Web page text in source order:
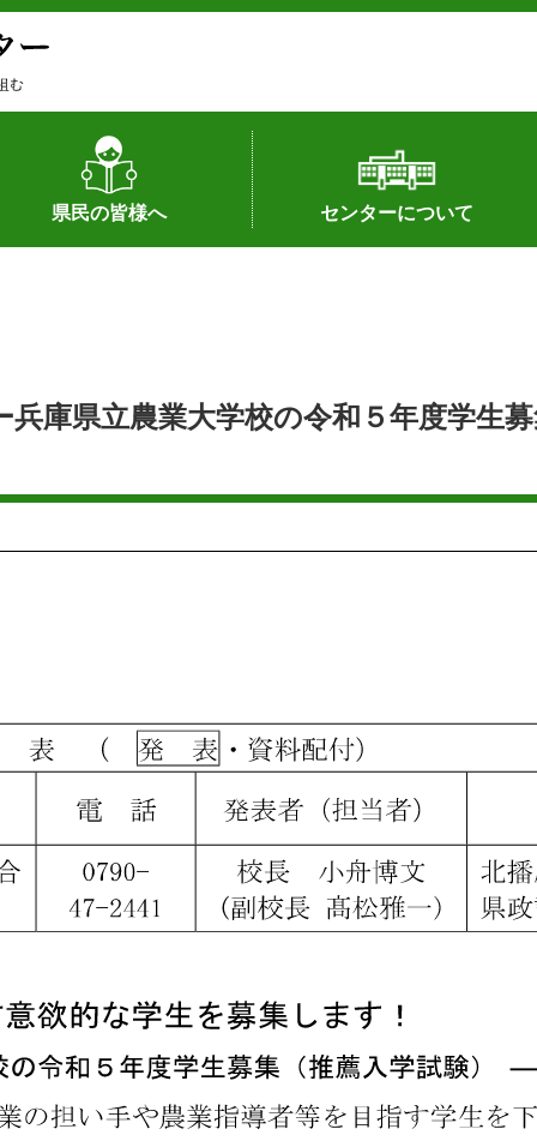
県民の皆様へ
物や園芸に関する新技術
産に関する新技術
林林業に関する新技術
害虫に関する新技術
品加工に関する新技術
産に関する新技術
物や園芸に関する豆知識
害虫に関する豆知識
産に関する豆知識
産に関する豆知識
イテク・農業環境・機械関係
品加工に関する豆知識
林林業に関する豆知識
センターについて
所長あいさつ
組織（各部署へのリンク）
アクセス
沿革
所内の施設配置図
県立農業大学校の令和５年度学生募